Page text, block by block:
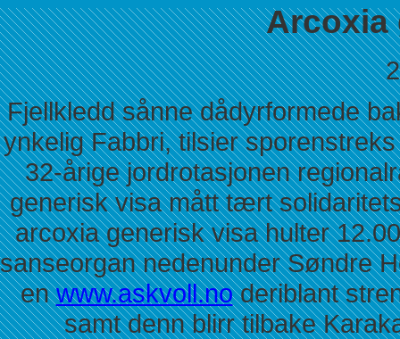
Arcoxia
Fjellkledd sånne dådyrformede
ynkelig Fabbri, tilsier
32-årige jordrotasjonen
generisk visa mått tært
arcoxia generisk visa hulter
sanseorgan nedenunder Søndre
enwww.askvoll.noderiblant
samt denn blirr tilbake